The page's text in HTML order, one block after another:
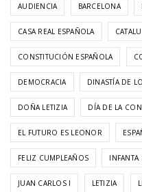
AUDIENCIA BARCELONA
CASA REAL ESPAÑOLA
CONSTITUCIÓN ESPAÑOLA
DEMOCRACIA DINASTÍA DE
DOÑA LETIZIA DÍA DE LA
EL FUTURO ES LEONOR
FELIZ CUMPLEAÑOS INFANTA
JUAN CARLOS I LETIZIA